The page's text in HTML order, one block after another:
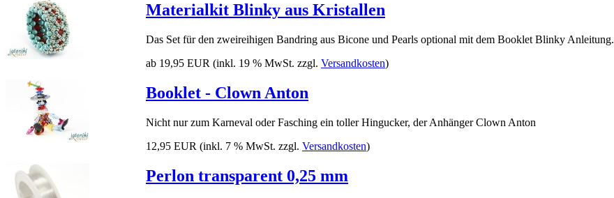
Materialkit Blinky aus Kristallen
Das Set für den zweireihigen Bandring aus Bicone und Pearls optional mit dem Booklet Blinky Anleitung.
ab 19,95 EUR (inkl. 19 % MwSt. zzgl. Versandkosten)
Booklet - Clown Anton
Nicht nur zum Karneval oder Fasching ein toller Hingucker, der Anhänger Clown Anton
12,95 EUR (inkl. 7 % MwSt. zzgl. Versandkosten)
Perlon transparent 0,25 mm